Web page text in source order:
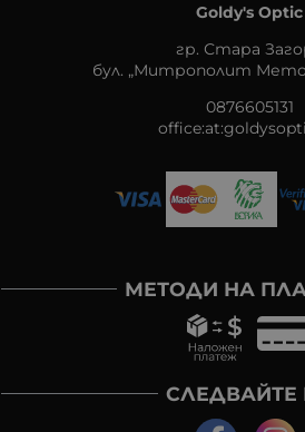
Goldy's Optic
гр. Стара
бул. „Митрополит
0876605131
МЕТОДИ НА
СЛЕДВАЙТЕ